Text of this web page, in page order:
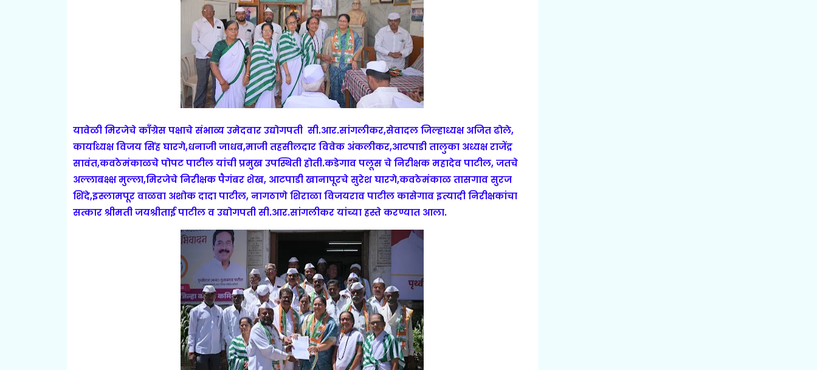
यावेळी मिरजेचे काँग्रेस पक्षाचे संभाव्य उमेदवार उद्योगपती सी.आर.सांगलीकर,सेवादल जिल्हाध्यक्ष अजित ढोले,
कार्याध्यक्ष विजय सिंह घारगे,धनाजी जाधव,माजी तहसीलदार विवेक अंकलीकर,आटपाडी तालुका अध्यक्ष राजेंद्र
सावंत,कवठेमंकाळचे पोपट पाटील यांची प्रमुख उपस्थिती होती.कडेगाव पलूस चे निरीक्षक महादेव पाटील, जतचे
अल्लाबक्ष्क्ष मुल्ला,मिरजेचे निरीक्षक पैगंबर शेख, आटपाडी खानापूरचे सुरेश घारगे,कवठेमंकाळ तासगाव सुरज
शिंदे,इस्लामपूर वाळवा अशोक दादा पाटील, नागठाणे शिराळा विजयराव पाटील कासेगाव इत्यादी निरीक्षकांचा
सत्कार श्रीमती जयश्रीताई पाटील व उद्योगपती सी.आर.सांगलीकर यांच्या हस्ते करण्यात आला‌.